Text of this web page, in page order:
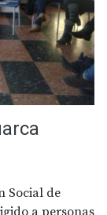
Social de
a personas